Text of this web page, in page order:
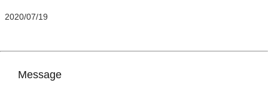
2020/07/19
Message